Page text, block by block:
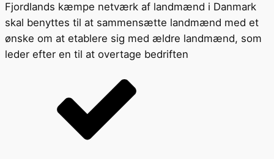
Fjordlands kæmpe netværk af landmænd i Danmark
skal benyttes til at sammensætte landmænd med et
ønske om at etablere sig med ældre landmænd, som
leder efter en til at overtage bedriften